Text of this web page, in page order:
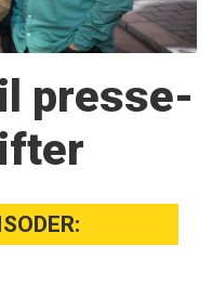
presse­